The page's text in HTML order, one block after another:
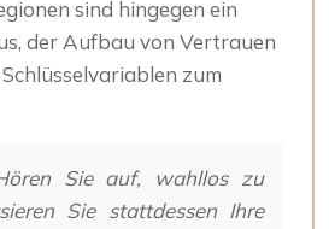
sind hingegen ein
der Aufbau von Vertrauen
zum
Sie auf, wahllos zu
Sie stattdessen Ihre